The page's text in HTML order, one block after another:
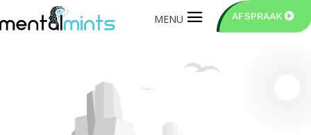
AFSPRAAK